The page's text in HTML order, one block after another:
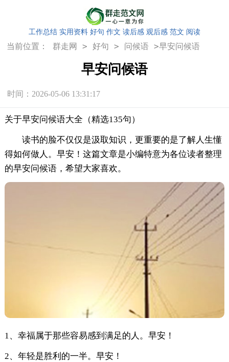
工作总结 实用资料 好句 作文 读后感 观后感 范文 阅读
当前位置： 群走网 > 好句 > 问候语 >早安问候语
早安问候语
时间：2026-05-06 13:31:17
关于早安问候语大全（精选135句）
读书的脸不仅仅是汲取知识，更重要的是了解人生懂
得如何做人。早安！这篇文章是小编特意为各位读者整理
的早安问候语，希望大家喜欢。
1、幸福属于那些容易感到满足的人。早安！
2、年轻是胜利的一半。早安！